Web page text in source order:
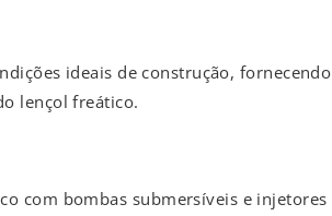
ideais de construção, fornecendo
lençol freático.
com bombas submersíveis e injetores